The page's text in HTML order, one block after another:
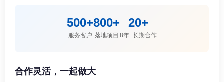
500+
服务客户
800+
落地项目
20+
8年+长期合作
合作灵活，一起做大